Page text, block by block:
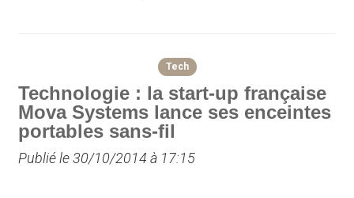
Tech
Technologie : la start-up française
Mova Systems lance ses enceintes
portables sans-fil
Publié le 30/10/2014 à 17:15